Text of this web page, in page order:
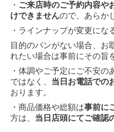
・ ご来店時のご予約内容や
けできませんので、あらか
・ラインナップが変更にな
目的のパンがない場合、お
れたい場合は事前にその旨
・体調やご予定にご不安の
ではなく、 当日お電話での
おります。
・商品価格や総額は事前に
方は、 当日店頭にてご確認